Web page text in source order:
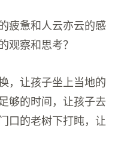
疲惫和人云亦云的感
观察和思考？
，让孩子坐上当地的
够的时间，让孩子去
口的老树下打盹，让